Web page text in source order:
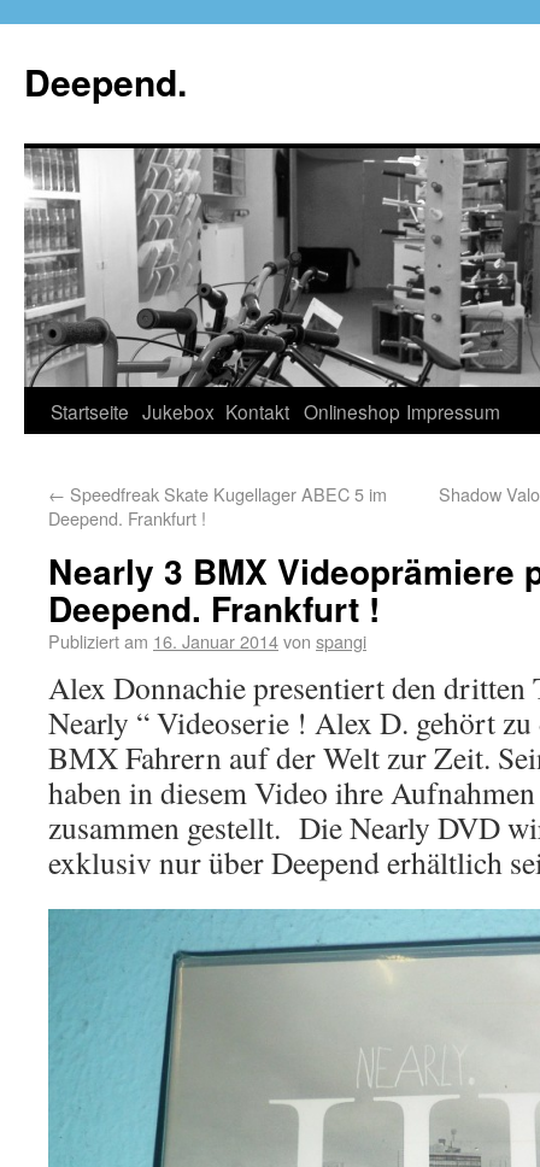
Deepend.
Startseite Jukebox Kontakt Onlineshop Impressum
← Speedfreak Skate Kugellager ABEC 5 im
Deepend. Frankfurt !
Shadow
Nearly 3 BMX Videoprämiere
Deepend. Frankfurt !
Publiziert am 16. Januar 2014von spangi
Alex Donnachie presentiert den dritten
Nearly “ Videoserie ! Alex D. gehört zu
BMX Fahrern auf der Welt zur Zeit.
haben in diesem Video ihre Aufnahmen
zusammen gestellt. Die Nearly DVD
exklusiv nur über Deepend erhältlich